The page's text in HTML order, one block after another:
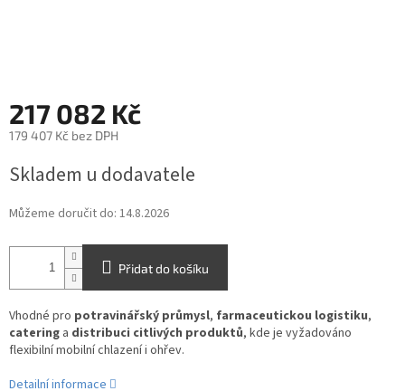
217 082 Kč
179 407 Kč bez DPH
cena:
Skladem u dodavatele
Můžeme doručit do: 14.8.2026
Přidat do košíku
Vhodné pro potravinářský průmysl, farmaceutickou logistiku,
catering a distribuci citlivých produktů, kde je vyžadováno
flexibilní mobilní chlazení i ohřev.
Detailní informace